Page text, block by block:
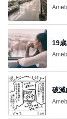
19
破滅